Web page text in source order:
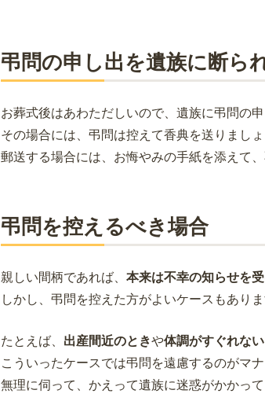
弔問の申し出を遺族に断ら
お葬式後はあわただしいので、遺族に弔問の
その場合には、弔問は控えて香典を送りましょ
郵送する場合には、お悔やみの手紙を添えて
弔問を控えるべき場合
親しい間柄であれば、 本来は不幸の知らせを
しかし、弔問を控えた方がよいケースもありま
たとえば、 出産間近のときや体調がすぐれな
こういったケースでは弔問を遠慮するのがマナ
無理に伺って、かえって遺族に迷惑がかかっ